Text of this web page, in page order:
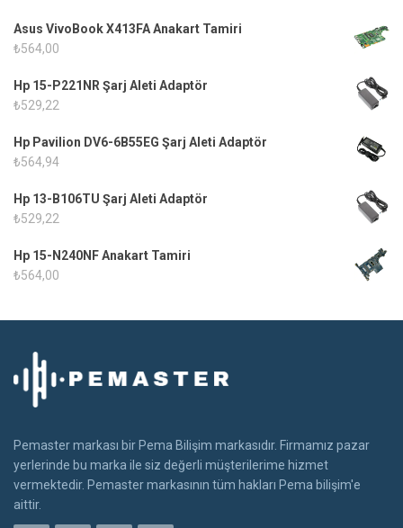
Asus VivoBook X413FA Anakart Tamiri
₺564,00
Hp 15-P221NR Şarj Aleti Adaptör
₺529,22
Hp Pavilion DV6-6B55EG Şarj Aleti Adaptör
₺564,94
Hp 13-B106TU Şarj Aleti Adaptör
₺529,22
Hp 15-N240NF Anakart Tamiri
₺564,00
Pemaster markası bir Pema Bilişim markasıdır. Firmamız pazar
yerlerinde bu marka ile siz değerli müşterilerime hizmet
vermektedir. Pemaster markasının tüm hakları Pema bilişim'e
aittir.